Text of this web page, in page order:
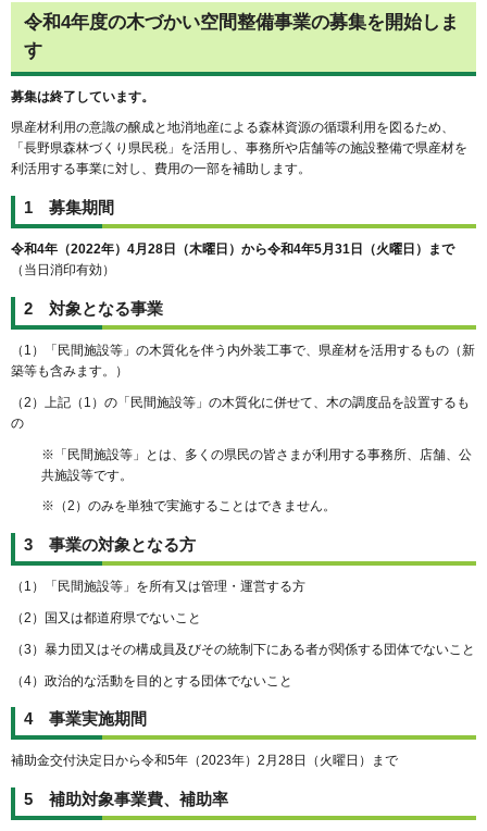
令和4年度の木づかい空間整備事業の募集を開始しま
す
募集は終了しています。
県産材利用の意識の醸成と地消地産による森林資源の循環利用を図るため、
「長野県森林づくり県民税」を活用し、事務所や店舗等の施設整備で県産材を
利活用する事業に対し、費用の一部を補助します。
1 募集期間
令和4年（2022年）4月28日（木曜日）から令和4年5月31日（火曜日）まで
（当日消印有効）
2 対象となる事業
（1）「民間施設等」の木質化を伴う内外装工事で、県産材を活用するもの（新
築等も含みます。）
（2）上記（1）の「民間施設等」の木質化に併せて、木の調度品を設置するも
の
※「民間施設等」とは、多くの県民の皆さまが利用する事務所、店舗、公
共施設等です。
※（2）のみを単独で実施することはできません。
3 事業の対象となる方
（1）「民間施設等」を所有又は管理・運営する方
（2）国又は都道府県でないこと
（3）暴力団又はその構成員及びその統制下にある者が関係する団体でないこと
（4）政治的な活動を目的とする団体でないこと
4 事業実施期間
補助金交付決定日から令和5年（2023年）2月28日（火曜日）まで
5 補助対象事業費、補助率